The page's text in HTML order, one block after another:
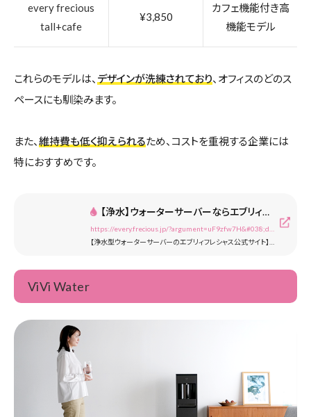
every frecious
tall+cafe
¥3,850
カフェ機能付き高
機能モデル
これらのモデルは、 デザインが洗練されており、オフィスのどのス
ペースにも馴染みます。
また、 維持費も低く抑えられるため、コストを重視する企業には
特におすすめです。
【浄水】ウォーターサーバーならエブリィフレシャス｜水道水をおいしく！ ＜公式＞
ViVi Water